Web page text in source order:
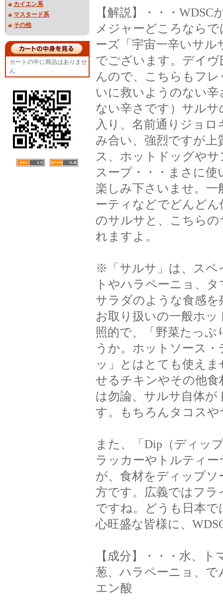
カイエン系
マスタード系
その他
カートの中に商品はありませ
ん
【解説】・・・
メジャーどころなら
ーズ「宇宙一辛いサ
でございます。デイ
んので、こちらもフ
いに救いようのない
ない辛さです）サル
入り、名前通りジョ
み合い、強烈ですが
ス、ホットドッグや
スープ・・・まさに
楽しみ下さいませ。
ーティなどでどんど
のサルサと、こちら
れますよ。
※「サルサ」は、スペ
トやハラペーニョ、
サラダのような食感
お取り扱いの一般ホ
照的で、「野菜たっ
うか。ホットソース
ッ」とはとても使え
せるチキンやその他
は勿論、サルサ自体
す。もちろんタコス
また、「Dip（ディッ
ラッカーやトルティ
が、食材をディップ
方です。広義ではフ
ですね。どうも日本
心旺盛な皆様に、
【成分】・・・水、
葱、ハラペーニョ、で
エン酸